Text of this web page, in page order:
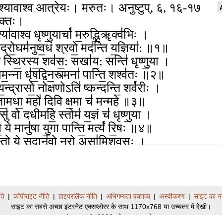
आत्रेयः। मरुतः। अनुष्टुप्, ६, १६-१७
धृष्णु॒यार्चा॑ म॒रुद्भि॒ॠक्व॑भिः ।
श्रवो॒ मद॑न्ति य॒ज्ञिया॑: ॥१॥
स्थि॒रस्य॒ शव॑स॒: सखा॑य॒: सन्ति॑ धृष्णु॒या ।
धृ॑ष॒द्विन॒स्त्मना॑ पान्ति॒ शश्व॑तः ॥२॥
नोक्षणोऽति॑ ष्कन्दन्ति॒ शर्व॑रीः ।
महो॑ दि॒वि क्ष॒मा च॑ मन्महे ॥३॥
वो दधीमहि॒ स्तोमं॑ य॒ज्ञं च॑ धृष्णु॒या ।
ये मानु॑षा यु॒गा पान्ति॒ मर्त्यं॑ रि॒षः ॥४॥
ये सु॒दान॑वो॒ नरो॒ असा॑मिशवसः ।
पार्थि॑वा॒ य उ॒राव॒न्तरि॑क्ष॒ आ ।
वा न॒दीनां॑ स॒धस्थे॑ वा म॒हो दि॒वः ॥७॥
| कॉपीराइट नीति | हाइपरलिंक नीति | अभिगम्यता वक्तव्य | अस्वीकरण | साइट का
साइट का सबसे अच्छा इंटरनेट एक्सप्लोरर के साथ 1170x768 या उच्चतर में देखी।